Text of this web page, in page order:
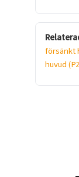
försänkt
huvud